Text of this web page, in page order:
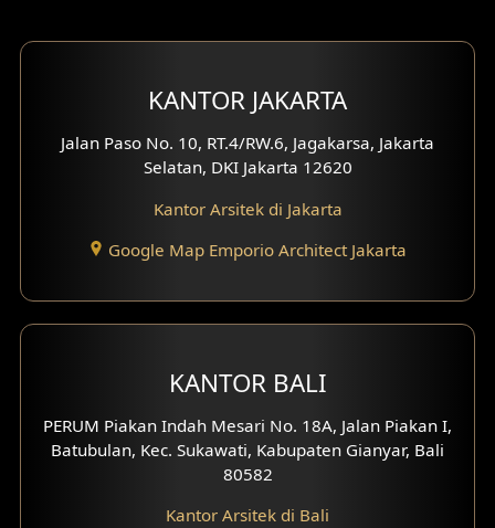
Eksterior Tampak Depan
Eksterior Tampak Samping
Desain Eksterior Villa
Desain Eksterior Perumahan
Desain Klinik
Desain Perumahan
KANTOR JAKARTA
Jalan Paso No. 10, RT.4/RW.6, Jagakarsa, Jakarta
Selatan, DKI Jakarta 12620
Kantor Arsitek di Jakarta
Google Map Emporio Architect Jakarta
KANTOR BALI
PERUM Piakan Indah Mesari No. 18A, Jalan Piakan I,
Batubulan, Kec. Sukawati, Kabupaten Gianyar, Bali
80582
Kantor Arsitek di Bali